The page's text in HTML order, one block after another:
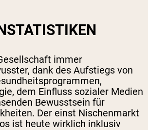
immer
dank des Aufstiegs von
dem Einfluss sozialer Medien
Bewusstsein für
Der einst Nischenmarkt
ist heute wirklich inklusiv